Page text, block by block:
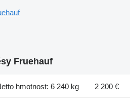
Fruehauf
hmotnost: 6 240 kg 2 200 €